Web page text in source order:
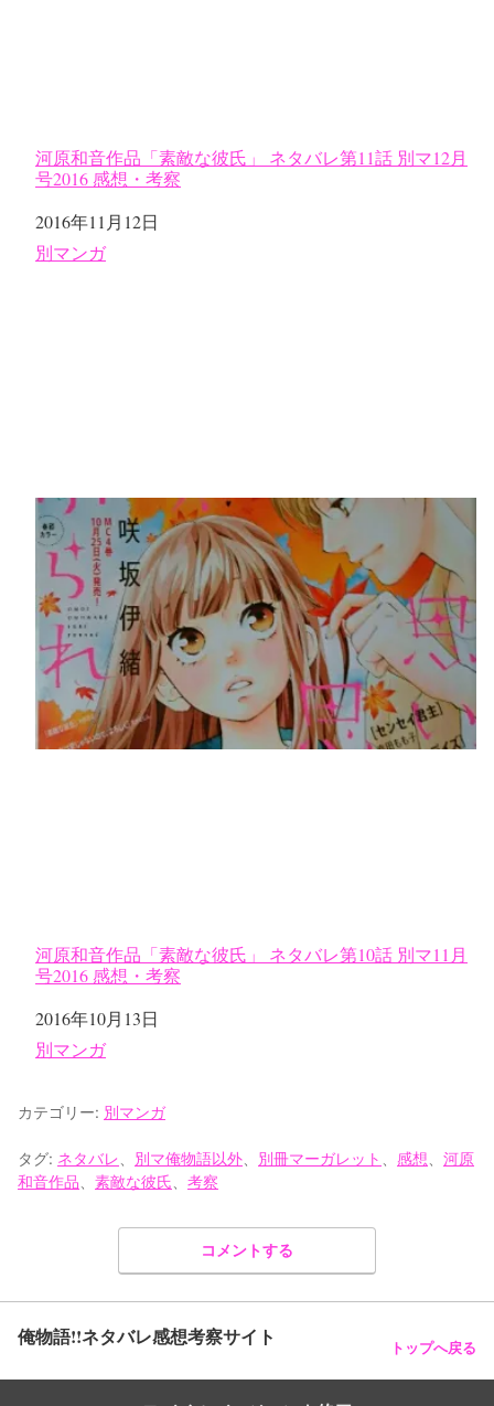
河原和音作品「素敵な彼氏」 ネタバレ第11話 別マ12月
号2016 感想・考察
日付
2016年11月12日
関連理由
別マンガ
河原和音作品「素敵な彼氏」 ネタバレ第10話 別マ11月
号2016 感想・考察
日付
2016年10月13日
関連理由
別マンガ
カテゴリー: 別マンガ
タグ: ネタバレ 別マ俺物語以外 別冊マーガレット 感想
河原
和音作品
素敵な彼氏 考察
コメントする
俺物語!!ネタバレ感想考察サイト トップへ戻る